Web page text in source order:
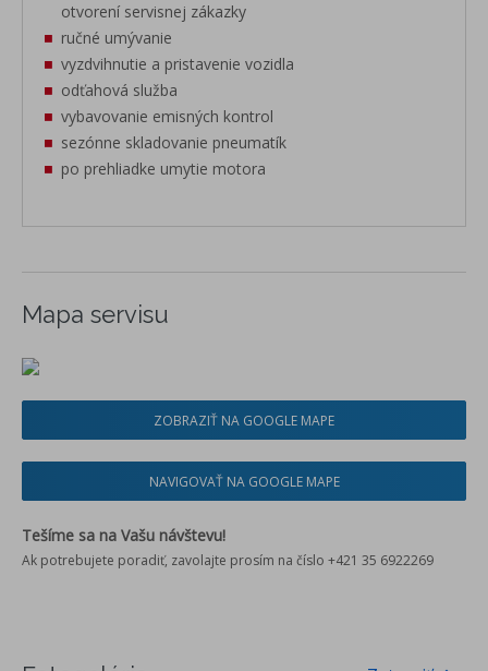
otvorení servisnej zákazky
ručné umývanie
vyzdvihnutie a pristavenie vozidla
odťahová služba
vybavovanie emisných kontrol
sezónne skladovanie pneumatík
po prehliadke umytie motora
Mapa servisu
ZOBRAZIŤ NA GOOGLE MAPE
NAVIGOVAŤ NA GOOGLE MAPE
Tešíme sa na Vašu návštevu!
Ak potrebujete poradiť, zavolajte prosím na číslo +421 35 6922269